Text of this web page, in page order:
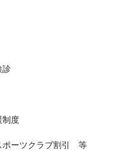
診
制度
ポーツクラブ割引　等